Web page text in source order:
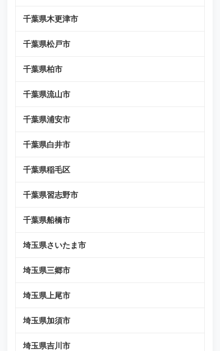
千葉県木更津市
千葉県松戸市
千葉県柏市
千葉県流山市
千葉県浦安市
千葉県白井市
千葉県稲毛区
千葉県習志野市
千葉県船橋市
埼玉県さいたま市
埼玉県三郷市
埼玉県上尾市
埼玉県加須市
埼玉県吉川市